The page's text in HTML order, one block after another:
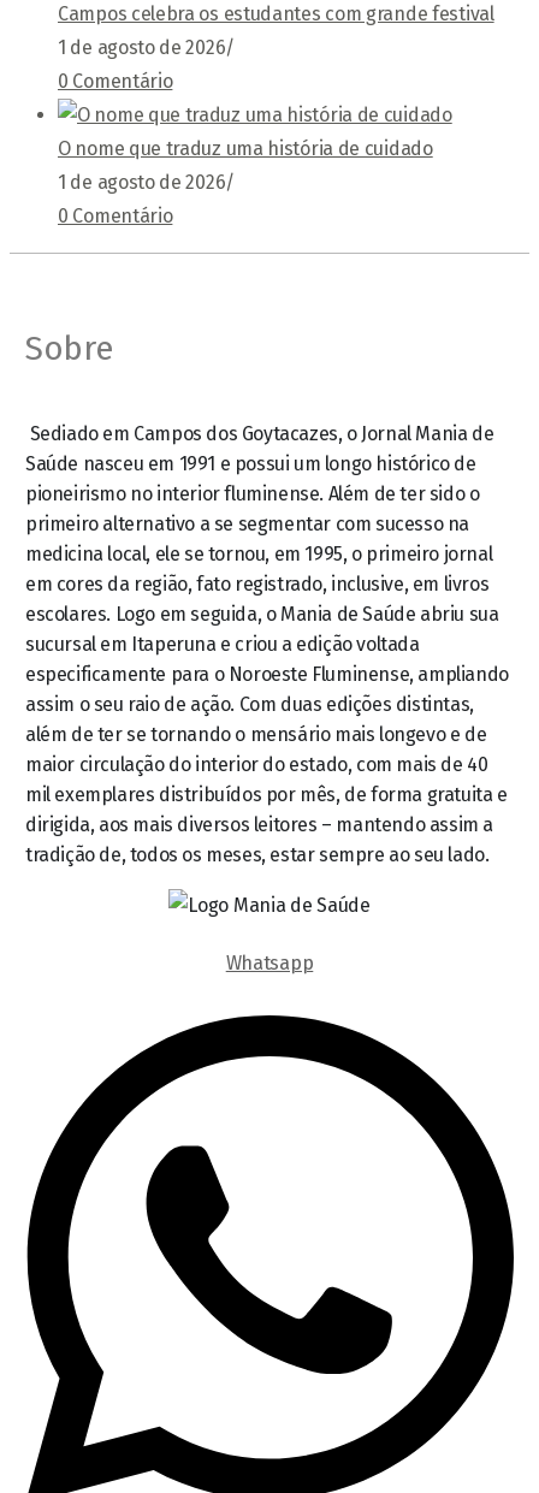
Campos celebra os estudantes com grande festival
1 de agosto de 2026/
0 Comentário
O nome que traduz uma história de cuidado
1 de agosto de 2026/
0 Comentário
Sobre
Sediado em Campos dos Goytacazes, o Jornal Mania de
Saúde nasceu em 1991 e possui um longo histórico de
pioneirismo no interior fluminense. Além de ter sido o
primeiro alternativo a se segmentar com sucesso na
medicina local, ele se tornou, em 1995, o primeiro jornal
em cores da região, fato registrado, inclusive, em livros
escolares. Logo em seguida, o Mania de Saúde abriu sua
sucursal em Itaperuna e criou a edição voltada
especificamente para o Noroeste Fluminense, ampliando
assim o seu raio de ação. Com duas edições distintas,
além de ter se tornando o mensário mais longevo e de
maior circulação do interior do estado, com mais de 40
mil exemplares distribuídos por mês, de forma gratuita e
dirigida, aos mais diversos leitores – mantendo assim a
tradição de, todos os meses, estar sempre ao seu lado.
Whatsapp